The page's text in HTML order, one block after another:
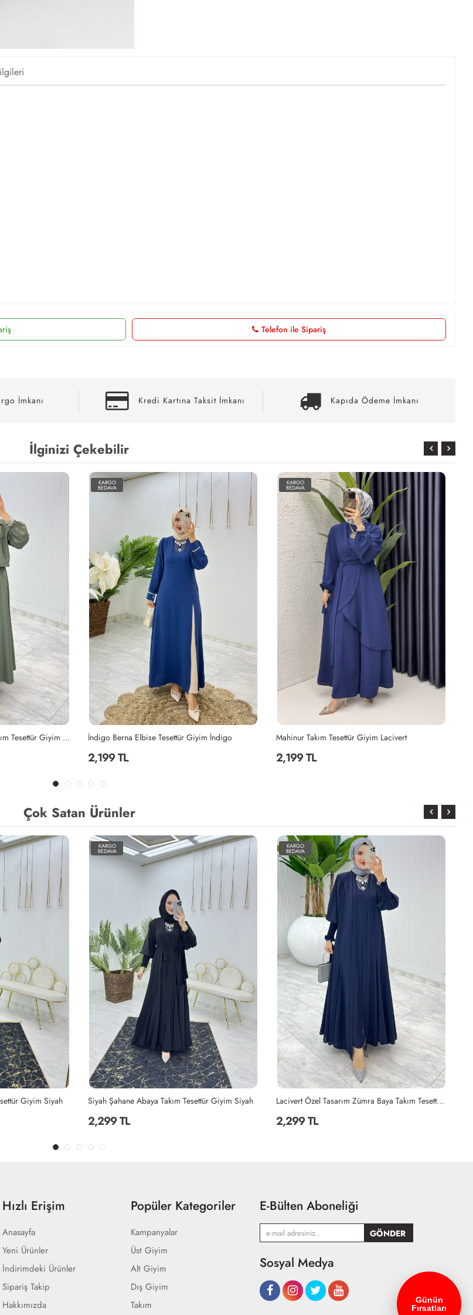
Telefon ile Sipariş
İmkanı Kredi Kartına Taksit İmkanı Kapıda Ödeme İmkanı
İlginizi Çekebilir
Haki Premium Nefis Etek Takım Tesettür Giyim Haki
KARGO
BEDAVA
İndigo Berna Elbise Tesettür Giyim İndigo
2,199 TL
KARGO
BEDAVA
Mahinur Takım Tesettür Giyim Lacivert
2,199 TL
Çok Satan Ürünler
Giyim Siyah
KARGO
BEDAVA
Siyah Şahane Abaya Takım Tesettür Giyim Siyah
2,299 TL
KARGO
BEDAVA
Lacivert Özel Tasarım Zümra Baya Takım Tesettür Giyim Lacivert
2,299 TL
Hızlı Erişim
Anasayfa
Yeni Ürünler
İndirimdeki Ürünler
Sipariş Takip
Hakkımızda
Popüler Kategoriler
Kampanyalar
Üst Giyim
Alt Giyim
Dış Giyim
Takım
E-Bülten Aboneliği
Sosyal Medya
Günün
Fırsatları